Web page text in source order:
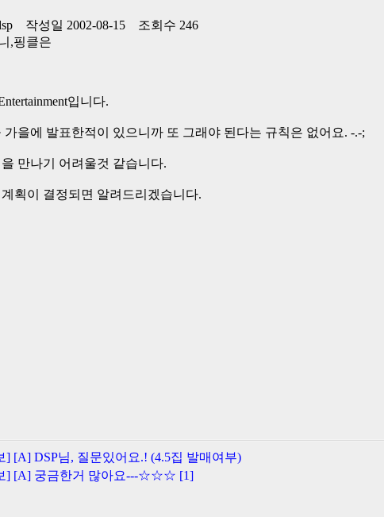
작성일 2002-08-15 조회수 246
,핑클은
입니다.
을에 발표한적이 있으니까 또 그래야 된다는 규칙은 없어요. -.-;
만나기 어려울것 같습니다.
획이 결정되면 알려드리겠습니다.
] [A] DSP님, 질문있어요.! (4.5집 발매여부)
] [A] 궁금한거 많아요---☆☆☆ [1]